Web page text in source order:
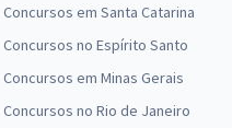
Concursos em Santa Catarina
Concursos no Espírito Santo
Concursos em Minas Gerais
Concursos no Rio de Janeiro